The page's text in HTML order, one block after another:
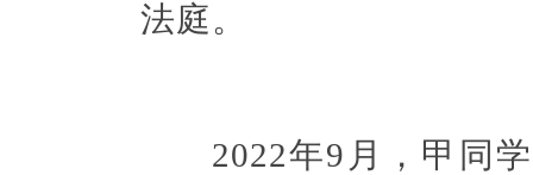
法庭。
2022年9月，甲同学